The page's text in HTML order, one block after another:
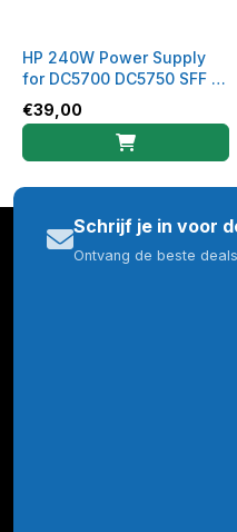
HP 240W Power Supply
for DC5700 DC5750 SFF -
Refurbished
€39,00
Schrijf je in voor
Ontvang de beste